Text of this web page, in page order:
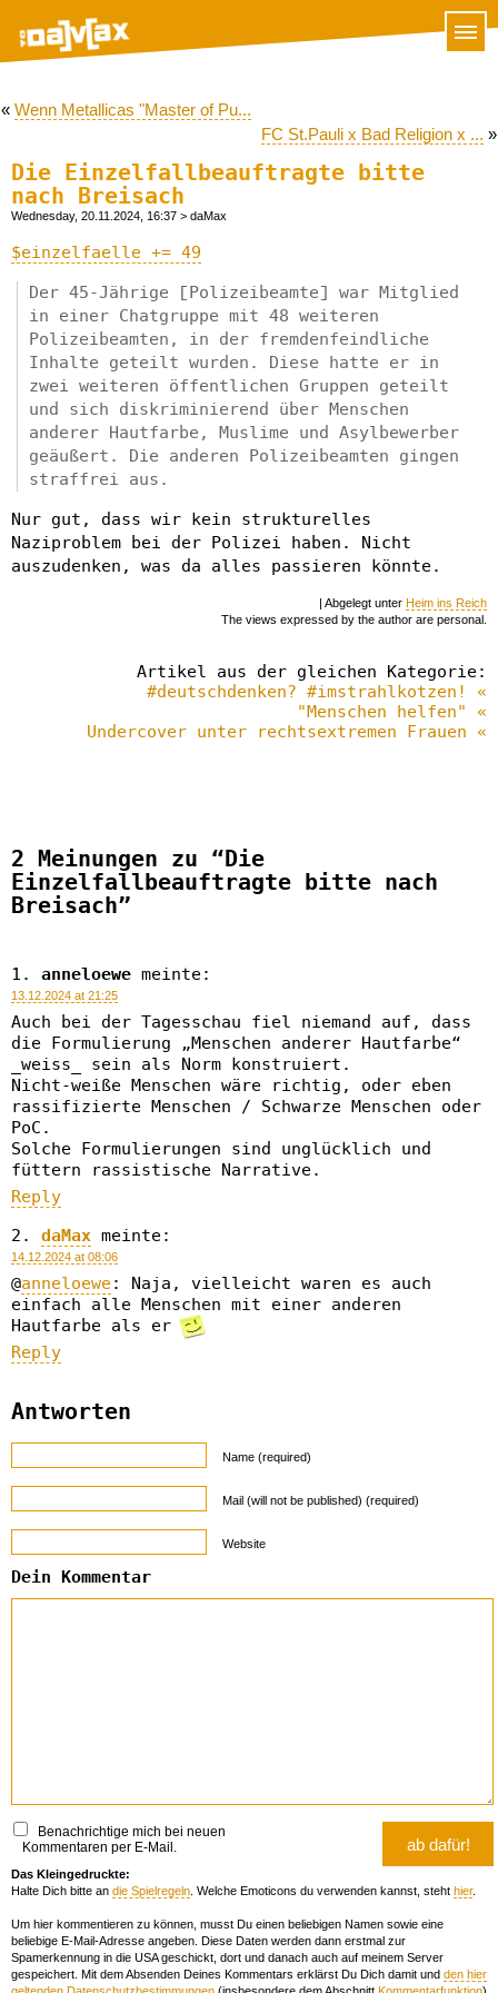
« Wenn Metallicas "Master of Pu...
FC St.Pauli x Bad Religion x ... »
Die Einzelfallbeauftragte bitte
nach Breisach
Wednesday, 20.11.2024, 16:37 > daMax
$einzelfaelle += 49
Der 45-Jährige [Polizeibeamte] war Mitglied
in einer Chatgruppe mit 48 weiteren
Polizeibeamten, in der fremdenfeindliche
Inhalte geteilt wurden. Diese hatte er in
zwei weiteren öffentlichen Gruppen geteilt
und sich diskriminierend über Menschen
anderer Hautfarbe, Muslime und Asylbewerber
geäußert. Die anderen Polizeibeamten gingen
straffrei aus.
Nur gut, dass wir kein strukturelles
Naziproblem bei der Polizei haben. Nicht
auszudenken, was da alles passieren könnte.
| Abgelegt unter Heim ins Reich
The views expressed by the author are personal.
Artikel aus der gleichen Kategorie:
#deutschdenken? #imstrahlkotzen! «
"Menschen helfen" «
Undercover unter rechtsextremen Frauen «
2 Meinungen zu “Die
Einzelfallbeauftragte bitte nach
Breisach”
anneloewe meinte:
13.12.2024 at 21:25
Auch bei der Tagesschau fiel niemand auf, dass
die Formulierung „Menschen anderer Hautfarbe“
_weiss_ sein als Norm konstruiert.
Nicht-weiße Menschen wäre richtig, oder eben
rassifizierte Menschen / Schwarze Menschen oder
PoC.
Solche Formulierungen sind unglücklich und
füttern rassistische Narrative.
Reply
daMax meinte:
14.12.2024 at 08:06
@anneloewe: Naja, vielleicht waren es auch
einfach alle Menschen mit einer anderen
Hautfarbe als er
Reply
Antworten
Name (required)
Mail (will not be published) (required)
Website
Dein Kommentar
Benachrichtige mich bei neuen
Kommentaren per E-Mail.
Das Kleingedruckte:
Halte Dich bitte an die Spielregeln . Welche Emoticons du verwenden kannst, steht hier.
Um hier kommentieren zu können, musst Du einen beliebigen Namen sowie eine
beliebige E-Mail-Adresse angeben. Diese Daten werden dann erstmal zur
Spamerkennung in die USA geschickt, dort und danach auch auf meinem Server
gespeichert. Mit dem Absenden Deines Kommentars erklärst Du Dich damit und den hier